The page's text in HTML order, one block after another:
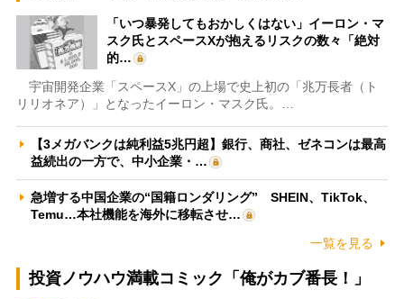
「いつ暴発してもおかしくはない」イーロン・マ
スク氏とスペースXが抱えるリスクの数々「絶対
的…
宇宙開発企業「スペースX」の上場で史上初の「兆万長者（ト
リリオネア）」となったイーロン・マスク氏。…
【3メガバンクは純利益5兆円超】銀行、商社、ゼネコンは最高
益続出の一方で、中小企業・…
急増する中国企業の“国籍ロンダリング” SHEIN、TikTok、
Temu…本社機能を海外に移転させ…
一覧を見る
投資ノウハウ満載コミック「俺がカブ番長！」